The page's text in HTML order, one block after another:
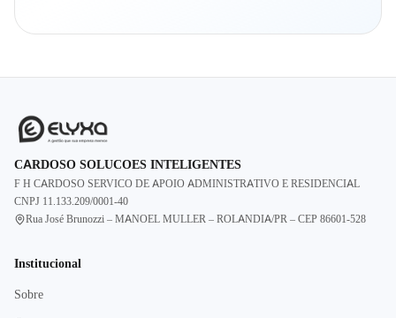
CARDOSO SOLUCOES INTELIGENTES
F H CARDOSO SERVICO DE APOIO ADMINISTRATIVO E RESIDENCIAL
CNPJ 11.133.209/0001-40
Rua José Brunozzi – MANOEL MULLER – ROLANDIA/PR – CEP 86601-528
Institucional
Sobre